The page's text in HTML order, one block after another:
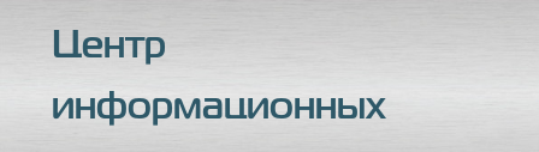
Центр
информационных